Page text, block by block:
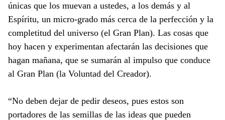
únicas que los muevan a ustedes, a los demás y al
Espíritu, un micro-grado más cerca de la perfección y la
completitud del universo (el Gran Plan). Las cosas que
hoy hacen y experimentan afectarán las decisiones que
hagan mañana, que se sumarán al impulso que conduce
al Gran Plan (la Voluntad del Creador).
“No deben dejar de pedir deseos, pues estos son
portadores de las semillas de las ideas que pueden